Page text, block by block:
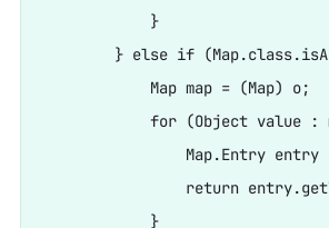
            }
} else if
            Map map = (Map) o;
for (Object value :
Map.Entry entry
return
            }